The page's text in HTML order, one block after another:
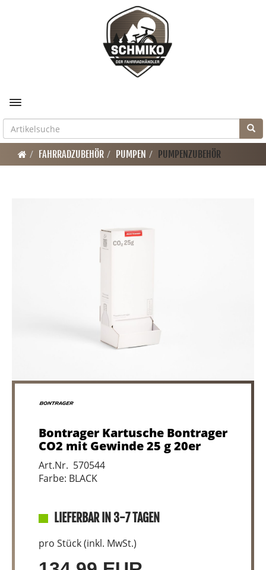
Toggle navigation
FAHRRADZUBEHÖR PUMPEN PUMPENZUBEHÖR
Bontrager Kartusche Bontrager
CO2 mit Gewinde 25 g 20er
Art.Nr. 570544
Farbe: BLACK
LIEFERBAR IN 3-7 TAGEN
pro Stück (inkl. MwSt.)